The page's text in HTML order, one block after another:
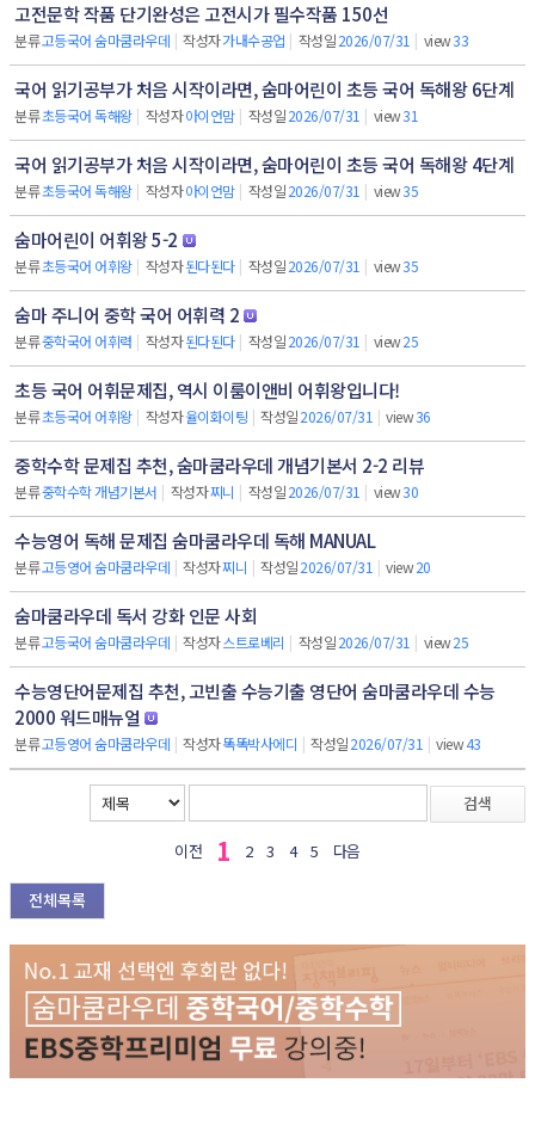
고전문학 작품 단기완성은 고전시가 필수작품 150선
분류고등국어 숨마쿰라우데 | 작성자가내수공업 | 작성일2026/07/31 | view33
국어 읽기공부가 처음 시작이라면, 숨마어린이 초등 국어 독해왕 6단계
분류초등국어 독해왕 | 작성자아이언맘 | 작성일2026/07/31 | view31
국어 읽기공부가 처음 시작이라면, 숨마어린이 초등 국어 독해왕 4단계
분류초등국어 독해왕 | 작성자아이언맘 | 작성일2026/07/31 | view35
숨마어린이 어휘왕 5-2
분류초등국어 어휘왕 | 작성자된다된다 | 작성일2026/07/31 | view35
숨마 주니어 중학 국어 어휘력 2
분류중학국어 어휘력 | 작성자된다된다 | 작성일2026/07/31 | view25
초등 국어 어휘문제집, 역시 이룸이앤비 어휘왕입니다!
분류초등국어 어휘왕 | 작성자율이화이팅 | 작성일2026/07/31 | view36
중학수학 문제집 추천, 숨마쿰라우데 개념기본서 2-2 리뷰
분류중학수학 개념기본서 | 작성자찌니 | 작성일2026/07/31 | view30
수능영어 독해 문제집 숨마쿰라우데 독해 MANUAL
분류고등영어 숨마쿰라우데 | 작성자찌니 | 작성일2026/07/31 | view20
숨마쿰라우데 독서 강화 인문 사회
분류고등국어 숨마쿰라우데 | 작성자스트로베리 | 작성일2026/07/31 | view25
수능영단어문제집 추천, 고빈출 수능기출 영단어 숨마쿰라우데 수능
2000 워드매뉴얼
분류고등영어 숨마쿰라우데 | 작성자똑똑박사에디 | 작성일2026/07/31 | view43
검색
이전 1 2 3 4 5 다음
전체목록